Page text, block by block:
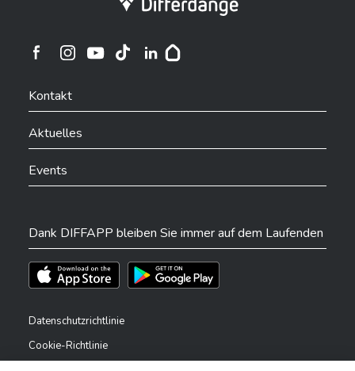
Ville de Differdange sur Instagram
Kontakt
Aktuelles
Events
Dank DIFFAPP bleiben Sie immer auf dem Laufenden
Téléchargez l'app sur l'App StoreTéléchargez l'app sur Play Store
Datenschutzrichtlinie
Cookie-Richtlinie